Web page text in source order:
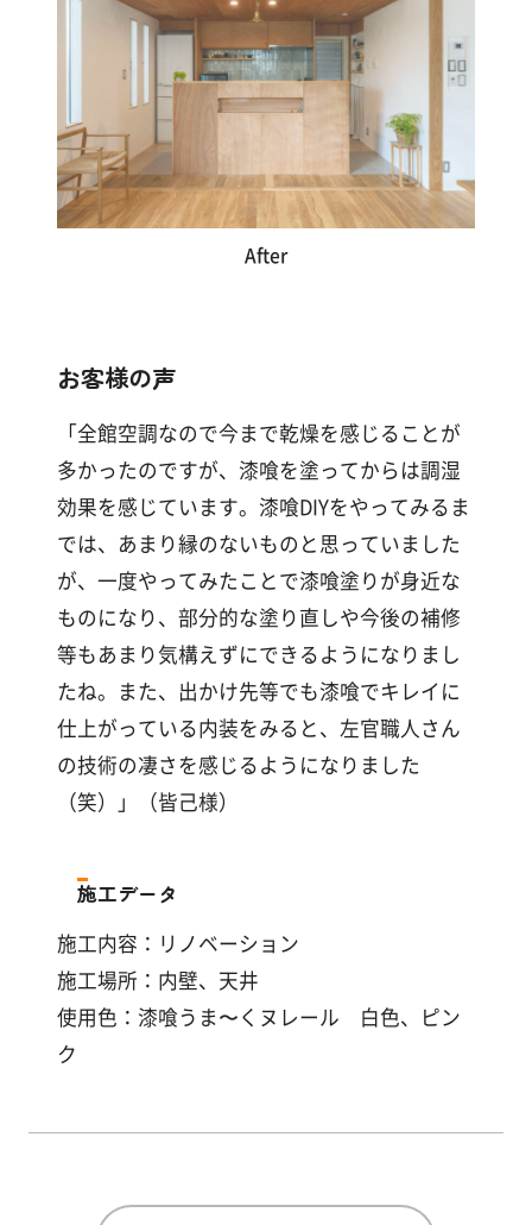
After
お客様の声
「全館空調なので今まで乾燥を感じることが
多かったのですが、漆喰を塗ってからは調湿
効果を感じています。漆喰DIYをやってみるま
では、あまり縁のないものと思っていました
が、一度やってみたことで漆喰塗りが身近な
ものになり、部分的な塗り直しや今後の補修
等もあまり気構えずにできるようになりまし
たね。また、出かけ先等でも漆喰でキレイに
仕上がっている内装をみると、左官職人さん
の技術の凄さを感じるようになりました
（笑）」（皆己様）
施工データ
施工内容：リノベーション
施工場所：内壁、天井
使用色：漆喰うま〜くヌレール 白色、ピン
ク